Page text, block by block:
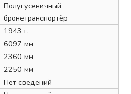
Полугусеничный
бронетранспортёр
1943 г.
6097 мм
2360 мм
2250 мм
Нет сведений